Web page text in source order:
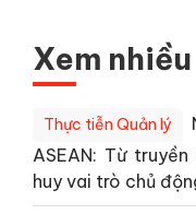
Xem nhiều
Thực tiễn Quản lý
ASEAN: Từ
huy vai trò chủ